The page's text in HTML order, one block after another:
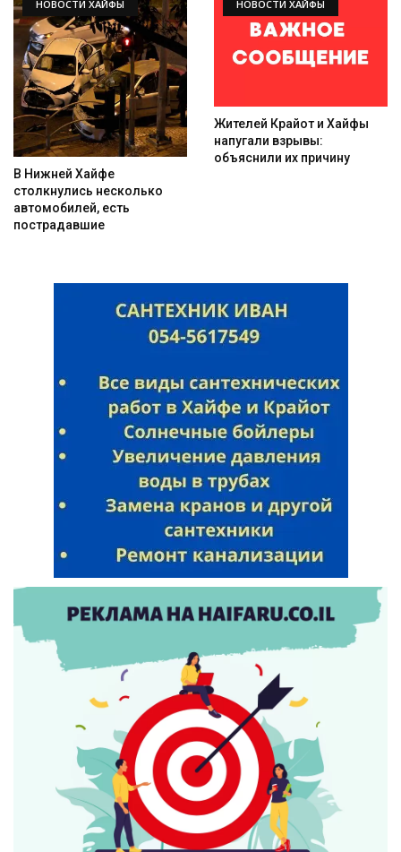
НОВОСТИ ХАЙФЫ
В Нижней Хайфе
столкнулись несколько
автомобилей, есть
пострадавшие
НОВОСТИ ХАЙФЫ
Жителей Крайот и Хайфы
напугали взрывы:
объяснили их причину